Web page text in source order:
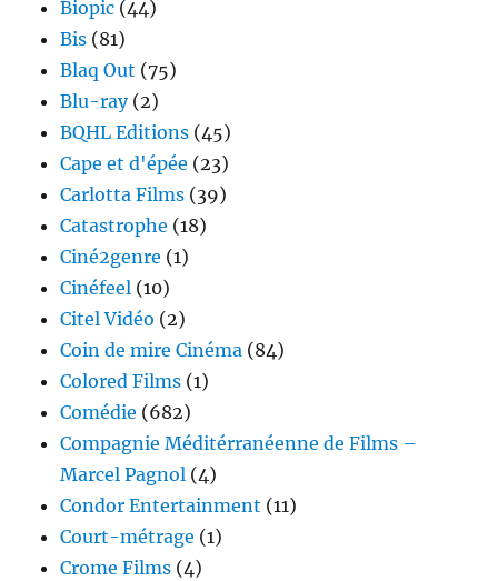
Biopic (44)
Bis (81)
Blaq Out (75)
Blu-ray(2)
BQHL Editions (45)
Cape et d'épée (23)
Carlotta Films (39)
Catastrophe (18)
Ciné2genre (1)
Cinéfeel (10)
Citel Vidéo (2)
Coin de mire Cinéma (84)
Colored Films (1)
Comédie (682)
Compagnie Méditérranéenne de Films –
Marcel Pagnol (4)
Condor Entertainment (11)
Court-métrage (1)
Crome Films (4)